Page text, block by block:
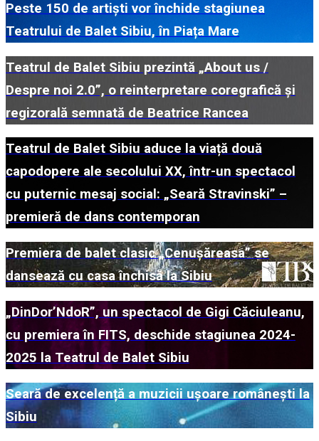
Peste 150 de artiști vor închide stagiunea
Teatrului de Balet Sibiu, în Piața Mare
Teatrul de Balet Sibiu prezintă „About us /
Despre noi 2.0”, o reinterpretare coregrafică și
regizorală semnată de Beatrice Rancea
Teatrul de Balet Sibiu aduce la viață două
capodopere ale secolului XX, într-un spectacol
cu puternic mesaj social: „Seară Stravinski” –
premieră de dans contemporan
Premiera de balet clasic „Cenușăreasa” se
dansează cu casa închisă la Sibiu
„DinDor’NdoR”, un spectacol de Gigi Căciuleanu,
cu premiera în FITS, deschide stagiunea 2024-
2025 la Teatrul de Balet Sibiu
Seară de excelență a muzicii ușoare românești la
Sibiu